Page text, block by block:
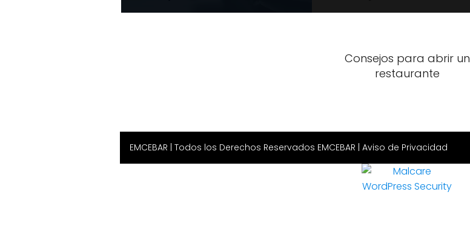
Consejos para abrir un
restaurante
EMCEBAR | Todos los Derechos Reservados EMCEBAR | Aviso de Privacidad